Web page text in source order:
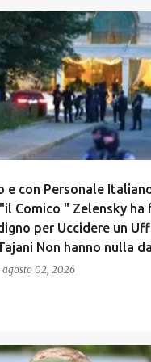
e con Personale
Comico " Zelensky
per Uccidere un
Non hanno nulla
agosto 02, 2026